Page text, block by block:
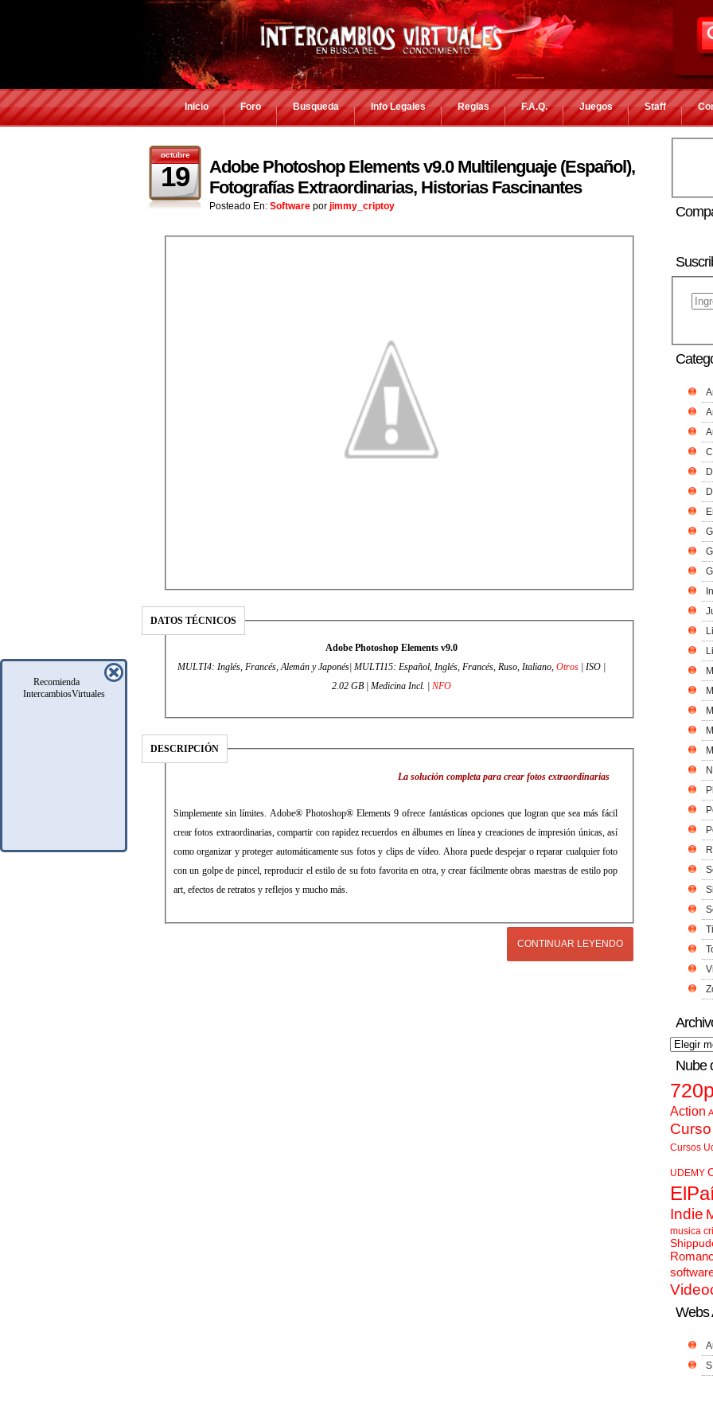
Recomienda
IntercambiosVirtuales
Inicio Foro Busqueda Info Legales Reglas F.A.Q. Juegos Staff
octubre
19
Adobe Photoshop Elements v9.0 Multilenguaje (Español),
Fotografías Extraordinarias, Historias Fascinantes
Posteado En: Software por jimmy_criptoy
DATOS TÉCNICOS
Adobe Photoshop Elements v9.0
MULTI4: Inglés, Francés, Alemán y Japonés| MULTI15: Español, Inglés, Francés, Ruso, Italiano, Otros | ISO |
2.02 GB | Medicina Incl. | NFO
DESCRIPCIÓN
La solución completa para crear fotos extraordinarias
Simplemente sin límites. Adobe® Photoshop® Elements 9 ofrece fantásticas opciones que logran que sea más fácil
crear fotos extraordinarias, compartir con rapidez recuerdos en álbumes en línea y creaciones de impresión únicas, así
como organizar y proteger automáticamente sus fotos y clips de vídeo. Ahora puede despejar o reparar cualquier foto
con un golpe de pincel, reproducir el estilo de su foto favorita en otra, y crear fácilmente obras maestras de estilo pop
art, efectos de retratos y reflejos y mucho más.
CONTINUAR LEYENDO
Nube
Action
Cursos
UDEMY
Indie
musica
Webs